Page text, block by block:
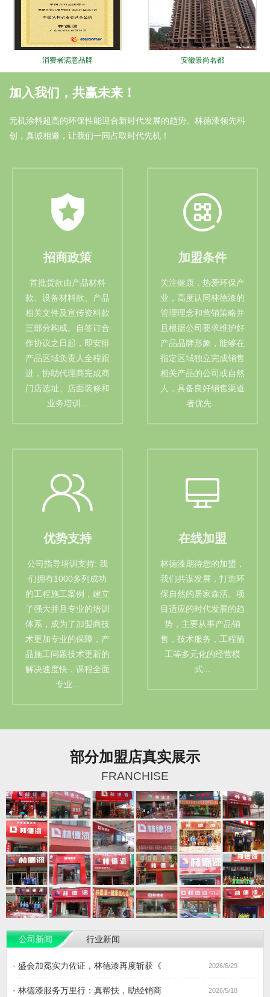
消费者满意品牌 安徽景尚名都
林德十大锐进证书 大连远洋广场
加入我们，共赢未来！
无机涂料超高的环保性能迎合新时代发展的趋势。林德漆领先科
创，真诚相邀，让我们一同占取时代先机！
招商政策
首批货款由产品材料
款、设备材料款、产品
相关文件及宣传资料款
三部分构成。自签订合
作协议之日起，即安排
产品区域负责人全程跟
进，协助代理商完成商
门店选址、店面装修和
业务培训...
加盟条件
关注健康，热爱环保产
业，高度认同林德漆的
管理理念和营销策略并
且根据公司要求维护好
产品品牌形象，能够在
指定区域独立完成销售
相关产品的公司或自然
人，具备良好销售渠道
者优先...
优势支持
公司指导培训支持: 我
们拥有1000多列成功
的工程施工案例，建立
了强大并且专业的培训
体系，成为了加盟商技
术更加专业的保障，产
品施工问题技术更新的
解决速度快，课程全面
专业...
在线加盟
林德漆期待您的加盟，
我们共谋发展，打造环
保自然的居家森活。项
目适应的时代发展的趋
势，主要从事产品销
售，技术服务，工程施
工等多元化的经营模
式...
部分加盟店真实展示
FRANCHISE
公司新闻 行业新闻
· 盛会加冕实力佐证，林德漆再度斩获《 2026/6/29
· 林德漆服务万里行：真帮扶，助经销商 2026/5/18